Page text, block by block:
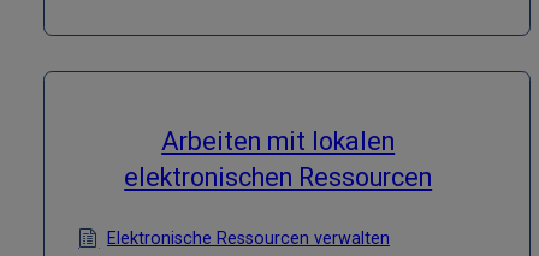
Arbeiten mit lokalen
elektronischen Ressourcen
Elektronische Ressourcen verwalten